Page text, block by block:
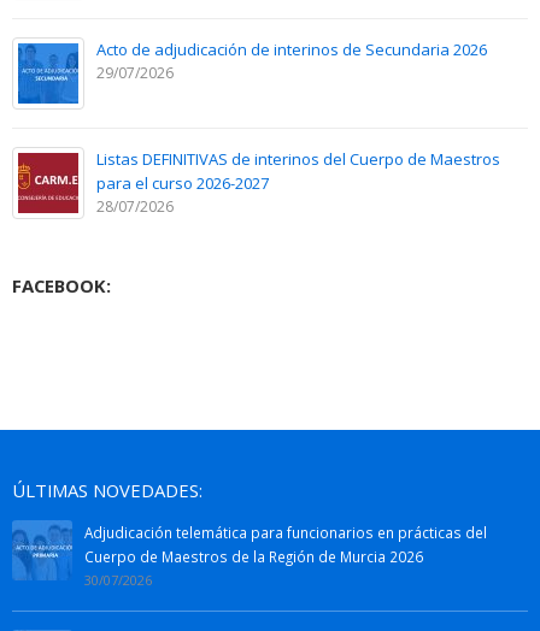
Acto de adjudicación de interinos de Secundaria 2026
29/07/2026
Listas DEFINITIVAS de interinos del Cuerpo de Maestros
para el curso 2026-2027
28/07/2026
FACEBOOK:
ÚLTIMAS NOVEDADES:
Adjudicación telemática para funcionarios en prácticas del
Cuerpo de Maestros de la Región de Murcia 2026
30/07/2026